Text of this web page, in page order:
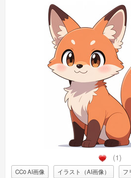
(1)
CC0 AI画像 イラスト（AI画像） フ